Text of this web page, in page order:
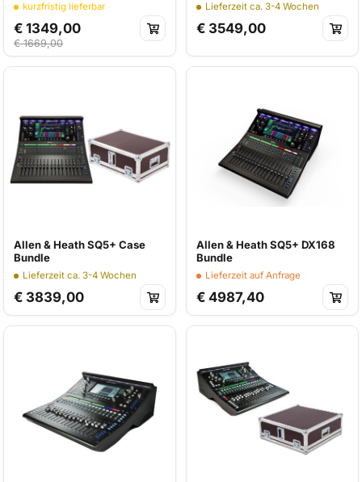
kurzfristig lieferbar
€ 1349,00
€ 1669,00
Lieferzeit ca. 3-4 Wochen
€ 3549,00
Allen & Heath SQ5+ Case
Bundle
Lieferzeit ca. 3-4 Wochen
€ 3839,00
Allen & Heath SQ5+ DX168
Bundle
Lieferzeit auf Anfrage
€ 4987,40